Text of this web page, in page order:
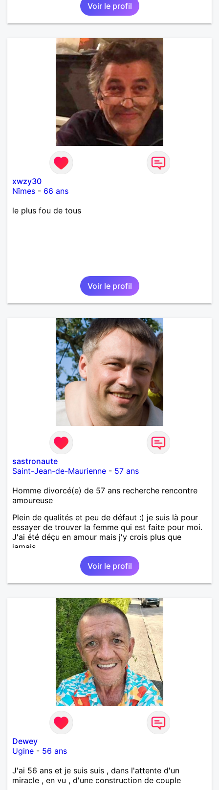
Voir le profil
xwzy30
Nîmes - 66 ans
le plus fou de tous
Voir le profil
sastronaute
Saint-Jean-de-Maurienne - 57 ans
Homme divorcé(e) de 57 ans recherche rencontre
amoureuse
Plein de qualités et peu de défaut :) je suis là pour
essayer de trouver la femme qui est faite pour moi.
J'ai été déçu en amour mais j'y crois plus que
jamais.
Voir le profil
Dewey
Ugine - 56 ans
J'ai 56 ans et je suis suis , dans l'attente d'un
miracle , en vu , d'une construction de couple